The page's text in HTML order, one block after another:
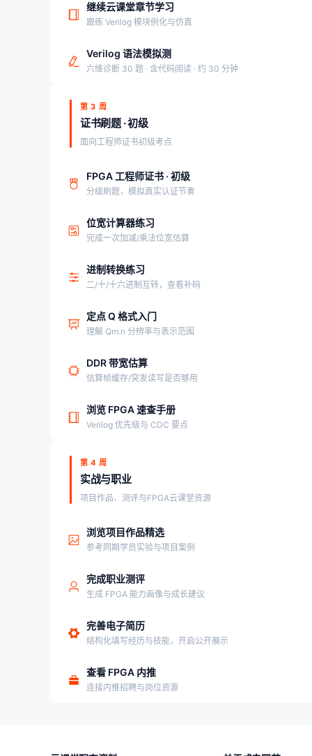
继续云课堂章节学习
跟练 Verilog 模块例化与仿真
Verilog 语法模拟测
六维诊断 30 题 · 含代码阅读 · 约 30 分钟
第 3 周
证书刷题 · 初级
面向工程师证书初级考点
FPGA 工程师证书 · 初级
分级刷题，模拟真实认证节奏
位宽计算器练习
完成一次加减/乘法位宽估算
进制转换练习
二/十/十六进制互转，查看补码
定点 Q 格式入门
理解 Qm.n 分辨率与表示范围
DDR 带宽估算
估算帧缓存/突发读写是否够用
浏览 FPGA 速查手册
Verilog 优先级与 CDC 要点
第 4 周
实战与职业
项目作品、测评与FPGA云课堂资源
浏览项目作品精选
参考同期学员实验与项目案例
完成职业测评
生成 FPGA 能力画像与成长建议
完善电子简历
结构化填写经历与技能，开启公开展示
查看 FPGA 内推
连接内推招聘与岗位资源